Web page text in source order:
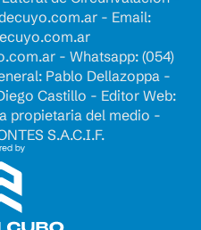
- Email:
- Whatsapp: (054)
Pablo Dellazoppa -
Castillo - Editor Web:
propietaria del medio -
S.A.C.I.F.